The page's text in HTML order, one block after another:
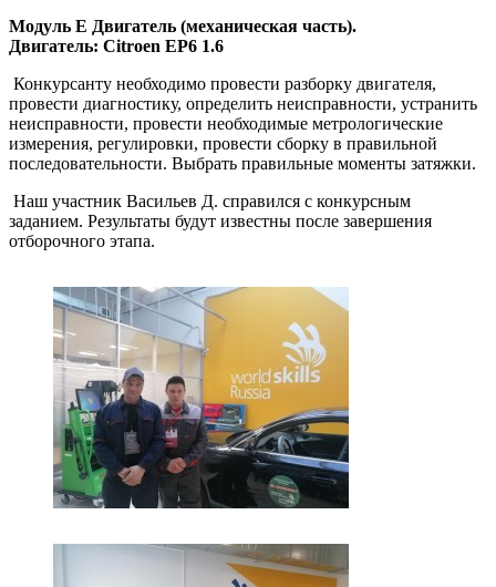
Модуль Е Двигатель (механическая часть).
Двигатель: Сitroen ЕР6 1.6
Конкурсанту необходимо провести разборку двигателя,
провести диагностику, определить неисправности, устранить
неисправности, провести необходимые метрологические
измерения, регулировки, провести сборку в правильной
последовательности. Выбрать правильные моменты затяжки.
Наш участник Васильев Д. справился с конкурсным
заданием. Результаты будут известны после завершения
отборочного этапа.